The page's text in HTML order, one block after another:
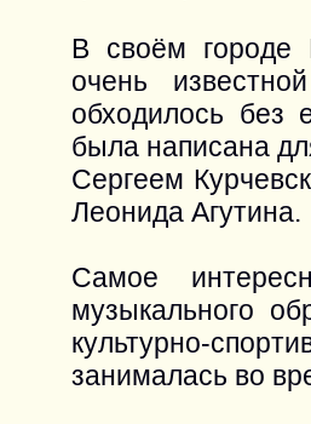
В своём
очень
обходилось без
была написана
Сергеем
Леонида Агутина.
Самое
музыкального
культурно-
занималась во